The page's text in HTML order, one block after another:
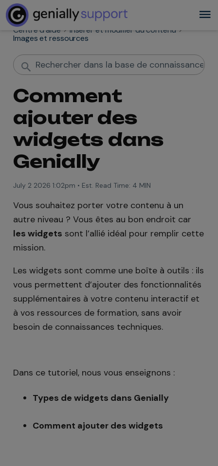
Centre d'aide
Insérer et modifier du contenu
Images et ressources
Comment
ajouter des
widgets dans
Genially
July 2 2026 1:02pm • Est. Read Time: 4 MIN
Vous souhaitez porter votre contenu à un
autre niveau ? Vous êtes au bon endroit car
les widgets sont l’allié idéal pour remplir cette
mission.
Les widgets sont comme une boîte à outils : ils
vous permettent d’ajouter des fonctionnalités
supplémentaires à votre contenu interactif et
à vos ressources de formation, sans avoir
besoin de connaissances techniques.
Dans ce tutoriel, nous vous enseignons :
Types de widgets dans Genially
Comment ajouter des widgets